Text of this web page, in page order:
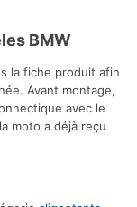
BMW
la fiche produit afin
Avant montage,
avec le
moto a déjà reçu